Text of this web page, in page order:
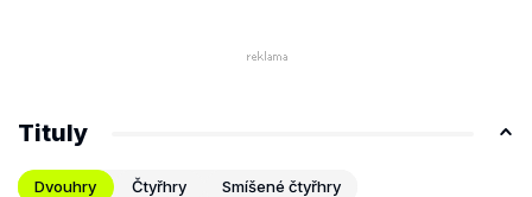
Tituly
Dvouhry Čtyřhry Smíšené čtyřhry